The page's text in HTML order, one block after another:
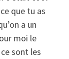
que tu as
a un
moi le
sont les